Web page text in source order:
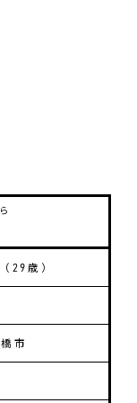
29歳）
市